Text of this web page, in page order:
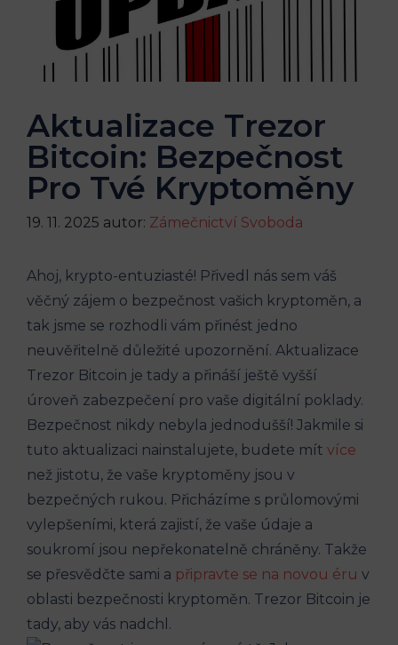
Aktualizace Trezor
Bitcoin: Bezpečnost
Pro Tvé Kryptoměny
19. 11. 2025 autor: Zámečnictví Svoboda
Ahoj, krypto-entuziasté! Přivedl nás sem váš
věčný zájem o bezpečnost vašich kryptoměn, a
tak jsme se rozhodli vám přinést jedno
neuvěřitelně důležité upozornění. Aktualizace
Trezor Bitcoin je tady a přináší ještě vyšší
úroveň zabezpečení pro vaše digitální poklady.
Bezpečnost nikdy nebyla jednodušší! Jakmile si
tuto aktualizaci nainstalujete, budete mít více
než jistotu, že vaše kryptoměny jsou v
bezpečných rukou. Přicházíme s průlomovými
vylepšeními, která zajistí, že vaše údaje a
soukromí jsou nepřekonatelně chráněny. Takže
se přesvědčte sami a připravte se na novou éru v
oblasti bezpečnosti kryptoměn. Trezor Bitcoin je
tady, aby vás nadchl.